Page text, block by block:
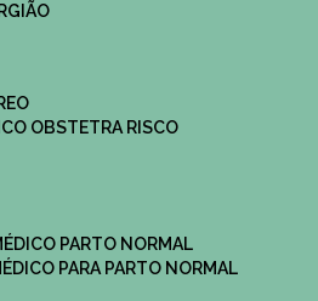
OBSTETRA RISCO
MÉDICO PARTO NORMAL
MÉDICO PARA PARTO NORMAL